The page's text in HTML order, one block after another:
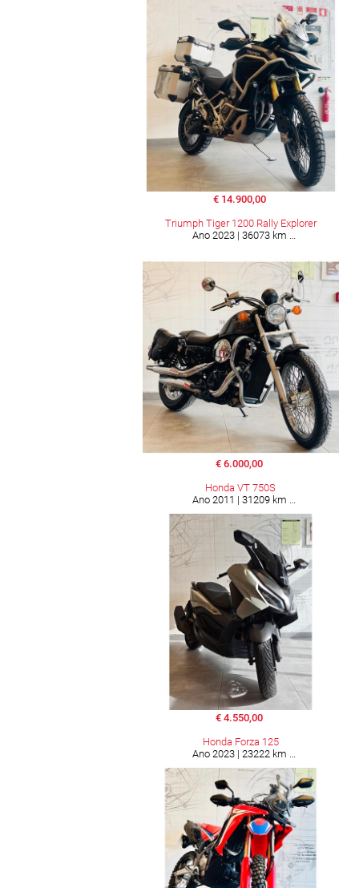
€ 14.900,00
Triumph Tiger 1200 Rally Explorer
Ano 2023 | 36073 km
€ 6.000,00
Honda VT 750S
Ano 2011 | 31209 km
€ 4.550,00
Honda Forza 125
Ano 2023 | 23222 km